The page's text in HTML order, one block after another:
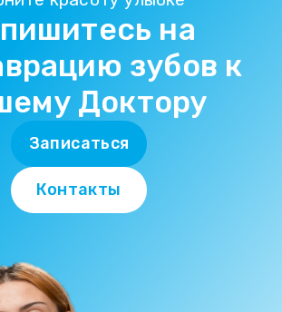
на
зубов к
Доктору
Записаться
Контакты